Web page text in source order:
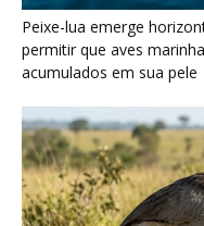
Seriema utiliza pernas
rochas para subjugar